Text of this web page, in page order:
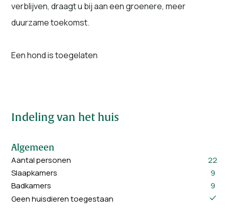
verblijven, draagt u bij aan een groenere, meer
duurzame toekomst.
Een hond is toegelaten
Indeling van het huis
Algemeen
Aantal personen
22
Slaapkamers
9
Badkamers
9
Geen huisdieren toegestaan